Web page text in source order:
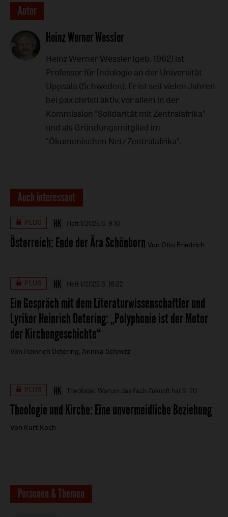
Überschrift
Artikel-
Infos
Autor
Heinz Werner Wessler
Heinz Werner Wessler (geb. 1962) ist
Professor für Indologie an der Universität
Uppsala (Schweden). Er ist seit vielen Jahren
bei pax christi aktiv, vor allem in der
Kommission "Solidarität mit Zentralafrika"
und als Gründungsmitglied im
"Ökumenischen Netz Zentralafrika".
Auch interessant
PLUS Heft 1/2025 S. 9-10
Österreich: Ende der Ära Schönborn Von Otto Friedrich
PLUS Heft 1/2025 S. 18-22
Ein Gespräch mit dem Literaturwissenschaftler und
Lyriker Heinrich Detering:„Polyphonie ist der Motor
der Kirchengeschichte“
Von Heinrich Detering, Annika Schmitz
PLUS Theologie: Warum das Fach Zukunft hat S. 20
Theologie und Kirche:Eine unvermeidliche Beziehung
Von Kurt Koch
Personen & Themen